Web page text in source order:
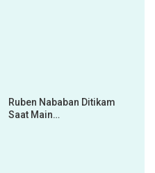
Ruben Nababan Ditikam
Saat Main…